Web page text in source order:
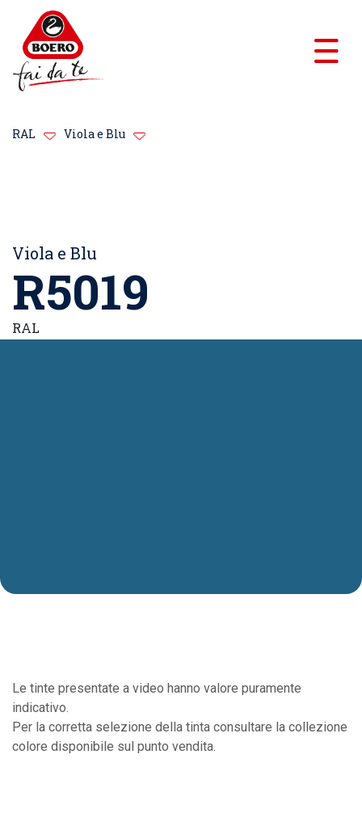
RAL Viola e Blu
Viola e Blu
R5019
RAL
Le tinte presentate a video hanno valore puramente
indicativo.
Per la corretta selezione della tinta consultare la collezione
colore disponibile sul punto vendita.